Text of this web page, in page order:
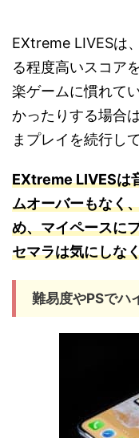
EXtreme LIVESは
る程度高いスコア
楽ゲームに慣れて
かったりする場合
まプレイを続行し
EXtreme LIVESは
ムオーバーもなく
め、マイペースに
セマラは気にしな
難易度やPSでハ